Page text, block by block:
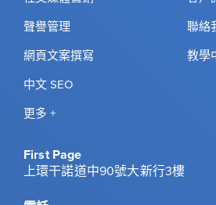
聲譽管理
網頁文案撰寫
中文 SEO
更多 +
聯絡
教學
First Page
上環干諾道中90號大新行3樓